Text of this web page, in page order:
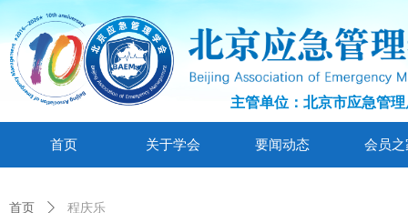
主管单位：北京市应急管理
首页 关于学会 要闻动态 会员之
首页 ꄲ 程庆乐